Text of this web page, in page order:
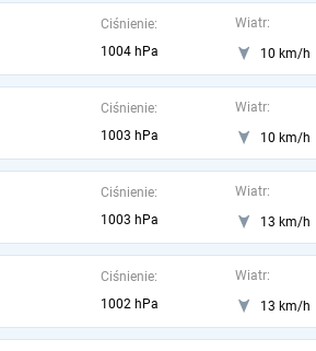
Ciśnienie:
1004 hPa
Wiatr:
10 km/h
Ciśnienie:
1003 hPa
Wiatr:
10 km/h
Ciśnienie:
1003 hPa
Wiatr:
13 km/h
Ciśnienie:
1002 hPa
Wiatr:
13 km/h